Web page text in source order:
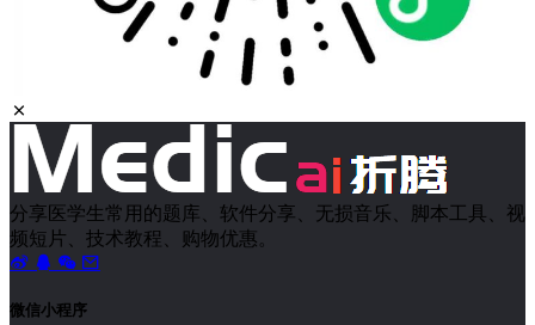
分享医学生常用的题库、软件分享、无损音乐、脚本工具、视
频短片、技术教程、购物优惠。
微信小程序